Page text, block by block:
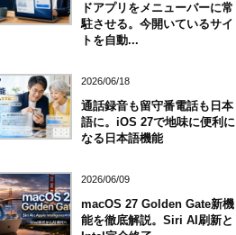
ドアプリをメニューバーに常
駐させる。今開いているサイ
トを自動...
2026/06/18
通話録音も留守番電話も日本
語に。iOS 27で地味に便利に
なる日本語機能
2026/06/09
macOS 27 Golden Gate新機
能を徹底解説。Siri AI刷新と